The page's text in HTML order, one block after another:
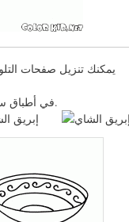
يمكنك تنزيل صفحات
في أطباق سوف تجد للأطفال الصغار صفحات تلوين وغيرها.